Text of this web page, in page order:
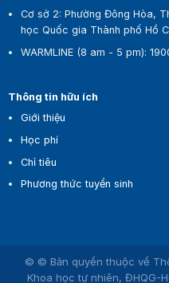
Cơ sở 2: Phường Đông Hòa,
học Quốc gia Thành phố Hồ
WARMLINE (8 am - 5 pm):
Thông tin hữu ích
Giới thiệu
Học phí
Chỉ tiêu
Phương thức tuyển sinh
© © Bản quyền thuộc về
Khoa học tự nhiên, ĐHQG-